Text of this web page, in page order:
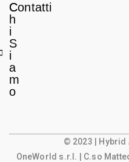
C
h
i
S
i
a
m
o
Contatti
© 2023 | Hybrid
OneWorld s.r.l.
| C.so